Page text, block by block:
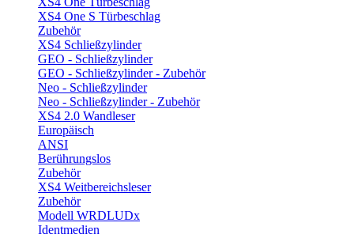
XS4 One S Türbeschlag
Zubehör
XS4 Schließzylinder
GEO - Schließzylinder
GEO - Schließzylinder - Zubehör
Neo - Schließzylinder
Neo - Schließzylinder - Zubehör
XS4 2.0 Wandleser
Europäisch
ANSI
Berührungslos
Zubehör
XS4 Weitbereichsleser
Zubehör
Modell WRDLUDx
Identmedien